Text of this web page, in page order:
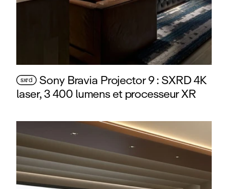
sxrd Sony Bravia Projector 9 : SXRD 4K
laser, 3 400 lumens et processeur XR